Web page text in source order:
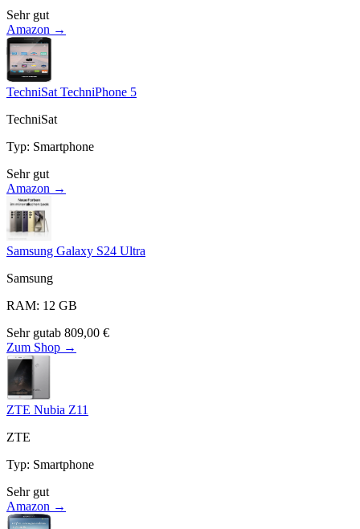
Sehr gut
Amazon →
TechniSat TechniPhone 5
TechniSat
Typ: Smartphone
Sehr gut
Amazon →
Samsung Galaxy S24 Ultra
Samsung
RAM: 12 GB
Sehr gutab 809,00 €
Zum Shop →
ZTE Nubia Z11
ZTE
Typ: Smartphone
Sehr gut
Amazon →